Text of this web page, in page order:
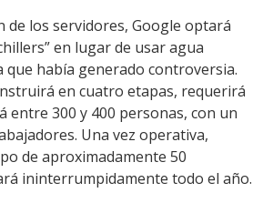
de los servidores, Google optará
en lugar de usar agua
que había generado controversia.
en cuatro etapas, requerirá
entre 300 y 400 personas, con un
Una vez operativa,
de aproximadamente 50
ininterrumpidamente todo el año.